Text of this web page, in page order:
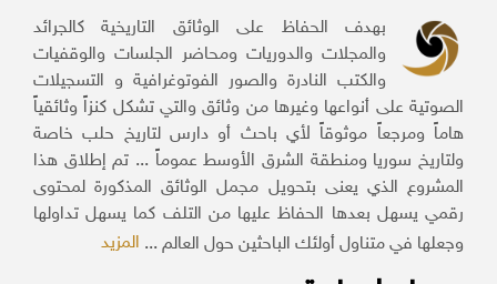
بهدف الحفاظ على الوثائق التاريخية كالجرائد
والمجلات والدوريات ومحاضر الجلسات والوقفيات
والكتب النادرة والصور الفوتوغرافية و التسجيلات
الصوتية على أنواعها وغيرها من وثائق والتي تشكل كنزاً وثائقياً
هاماً ومرجعاً موثوقاً لأي باحث أو دارس لتاريخ حلب خاصة
ولتاريخ سوريا ومنطقة الشرق الأوسط عموماً ... تم إطلاق هذا
المشروع الذي يعنى بتحويل مجمل الوثائق المذكورة لمحتوى
رقمي يسهل بعدها الحفاظ عليها من التلف كما يسهل تداولها
وجعلها في متناول أولئك الباحثين حول العالم ...المزيد